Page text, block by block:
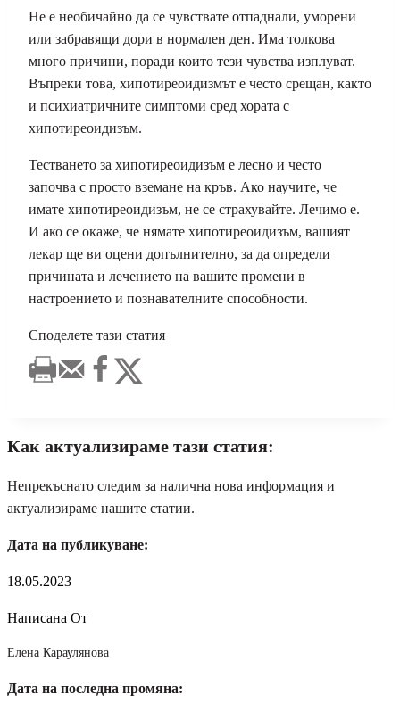
Не е необичайно да се чувствате отпаднали, уморени
или забравящи дори в нормален ден. Има толкова
много причини, поради които тези чувства изплуват.
Въпреки това, хипотиреоидизмът е често срещан, както
и психиатричните симптоми сред хората с
хипотиреоидизъм.
Тестването за хипотиреоидизъм е лесно и често
започва с просто вземане на кръв. Ако научите, че
имате хипотиреоидизъм, не се страхувайте. Лечимо е.
И ако се окаже, че нямате хипотиреоидизъм, вашият
лекар ще ви оцени допълнително, за да определи
причината и лечението на вашите промени в
настроението и познавателните способности.
Споделете тази статия
Как актуализираме тази статия:
Непрекъснато следим за налична нова информация и
актуализираме нашите статии.
Дата на публикуване:
18.05.2023
Написана От
Елена Караулянова
Дата на последна промяна: